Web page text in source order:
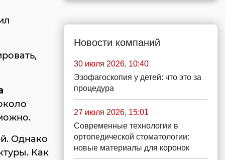
Однако
Как
Новости компаний
30 июля 2026, 10:40
Эзофагоскопия у детей: что это за
процедура
27 июля 2026, 15:01
Современные технологии в
ортопедической стоматологии:
новые материалы для коронок